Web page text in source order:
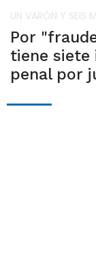
UN VARÓN Y SEIS
Por
tiene siete
penal por